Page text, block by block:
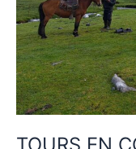
AREQUIPA
2024